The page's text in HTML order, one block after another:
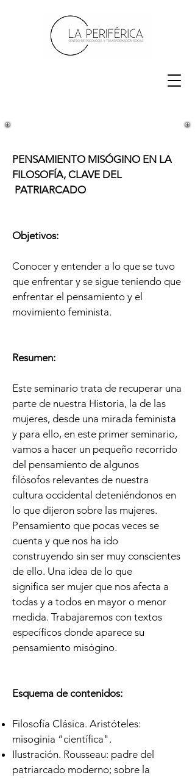
PENSAMIENTO MISÓGINO EN LA
FILOSOFÍA, CLAVE DEL
PATRIARCADO
Objetivos:
Conocer y entender a lo que se tuvo
que enfrentar y se sigue teniendo que
enfrentar el pensamiento y el
movimiento feminista.
Resumen:
Este seminario trata de recuperar una
parte de nuestra Historia, la de las
mujeres, desde una mirada feminista
y para ello, en este primer seminario,
vamos a hacer un pequeño recorrido
del pensamiento de algunos
filósofos relevantes de nuestra
cultura occidental deteniéndonos en
lo que dijeron sobre las mujeres.
Pensamiento que pocas veces se
cuenta y que nos ha ido
construyendo sin ser muy conscientes
de ello. Una idea de lo que
significa ser mujer que nos afecta a
todas y a todos en mayor o menor
medida. Trabajaremos con textos
específicos donde aparece su
pensamiento misógino.
Esquema de contenidos:
Filosofía Clásica. Aristóteles:
misoginia “científica".
Ilustración. Rousseau: padre del
patriarcado moderno; sobre la